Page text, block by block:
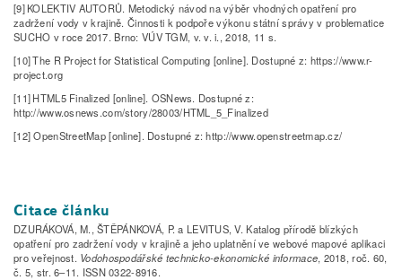
[9] KOLEKTIV AUTORŮ. Metodický návod na výběr vhodných opatření pro
zadržení vody v krajině. Činnosti k podpoře výkonu státní správy v problematice
SUCHO v roce 2017. Brno: VÚV TGM, v. v. i., 2018, 11 s.
[10] The R Project for Statistical Computing [online]. Dostupné z: https://www.r-
project.org
[11] HTML5 Finalized [online]. OSNews. Dostupné z:
http://www.osnews.com/story/28003/HTML_5_Finalized
[12] OpenStreetMap [online]. Dostupné z: http://www.openstreetmap.cz/
Citace článku
DZURÁKOVÁ, M., ŠTĚPÁNKOVÁ, P. a LEVITUS, V. Katalog přírodě blízkých
opatření pro zadržení vody v krajině a jeho uplatnění ve webové mapové aplikaci
pro veřejnost. Vodohospodářské technicko-ekonomické informace, 2018, roč. 60,
č. 5, str. 6–11. ISSN 0322-8916.